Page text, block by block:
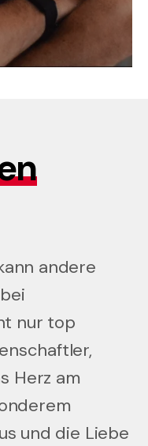
andere
nur top
Herz am
und die Liebe